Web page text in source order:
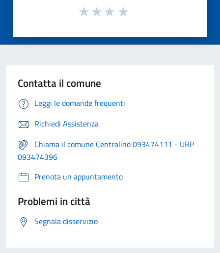
Contatta il comune
Leggi le domande frequenti
Richiedi Assistenza
Chiama il comune Centralino 093474111 - URP
093474396
Prenota un appuntamento
Problemi in città
Segnala disservizio